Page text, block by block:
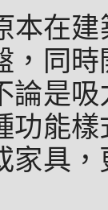
本在
，同
論是
功能
家具